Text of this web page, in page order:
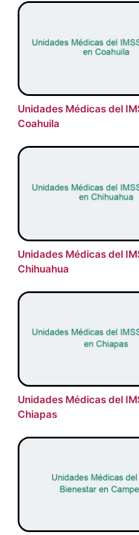
Unidades Médicas del
Coahuila
Unidades Médicas del
Chihuahua
Unidades Médicas del
Chiapas